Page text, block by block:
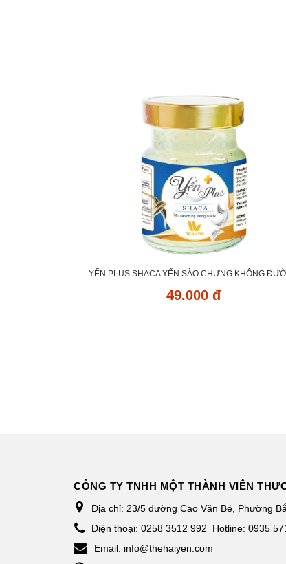
YẾN PLUS SHACA YẾN SÀO CHƯNG KHÔNG
49.000 đ
CÔNG TY TNHH MỘT THÀNH VIÊN
Địa chỉ: 23/5 đường Cao Văn Bé, Phường
Điện thoại: 0258 3512 992
Hotline: 0935
Email: info@thehaiyen.com